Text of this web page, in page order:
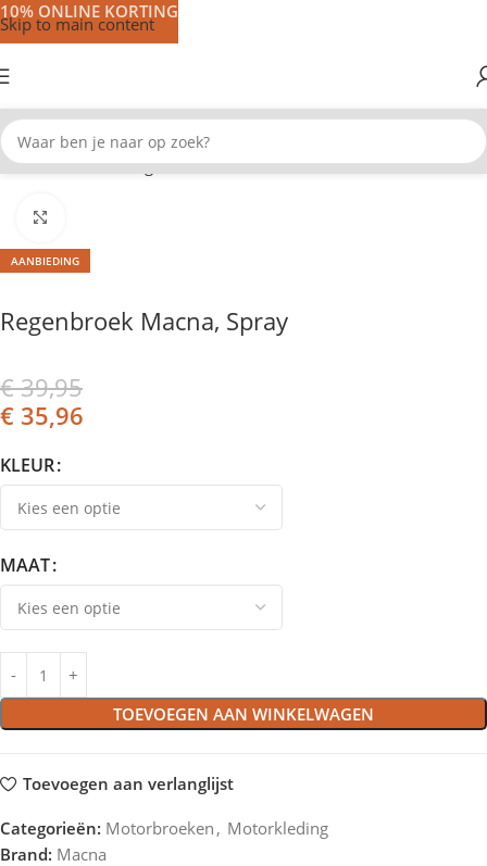
Skip to main content
Home Motorkleding Motorbroeken
AANBIEDING
Regenbroek Macna, Spray
€39,95
€ 35,96
KLEUR
MAAT
TOEVOEGEN AAN WINKELWAGEN
Toevoegen aan verlanglijst
Categorieën: Motorbroeken , Motorkleding
Brand: Macna
10% ONLINE KORTING